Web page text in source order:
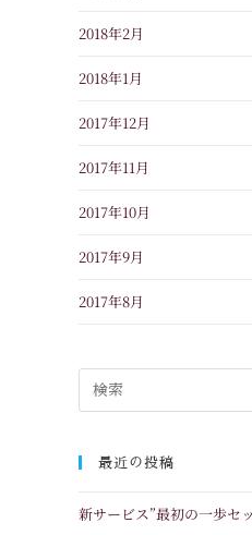
2018年2月
2018年1月
2017年12月
2017年11月
2017年10月
2017年9月
2017年8月
最近の投稿
新サービス”最初の一歩セ